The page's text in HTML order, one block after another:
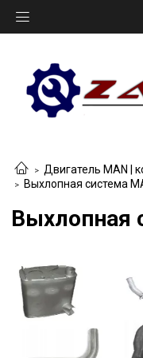
Двигатель MAN |
Выхлопная система
Выхлопная